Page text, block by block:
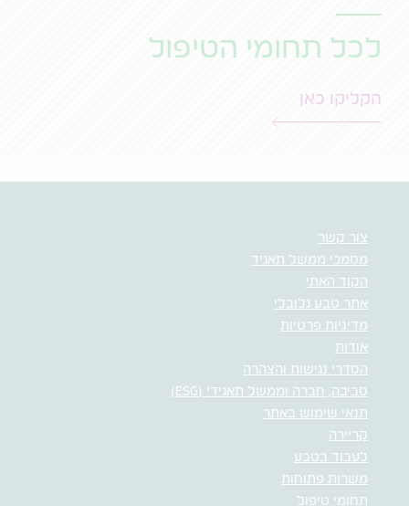
לכל תחומי הטיפול
הקליקו כאן
צור קשר
מסמכי ממשל תאגיד
הקוד האתי
אתר טבע גלובלי
מדיניות פרטיות
אודות
הסדרי נגישות והצהרה
סביבה, חברה וממשל תאגידי (ESG)
תנאי שימוש באתר
קריירה
לעבוד בטבע
משרות פתוחות
תחומי טיפול